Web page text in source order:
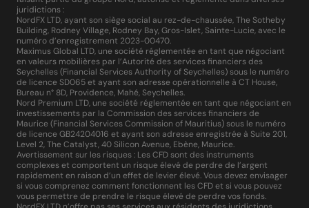
juridictions :
NordFX LTD, ayant son siège social au rez-de-chaussée, The Sotheby
Building, Rodney Village, Rodney Bay, Gros-Islet, Sainte-Lucie, avec le
numéro d’enregistrement 2023-00470.
Maximus Global LTD, une société réglementée en tant que négociant
en valeurs mobilières par l’Autorité des services financiers des
Seychelles (Financial Services Authority of Seychelles) sous le numéro
de licence SD065 et ayant son adresse opérationnelle à CT House,
Bureau n° 8D, Providence, Mahé, Seychelles.
Nord Premium LTD, une société réglementée en tant que négociant en
investissements par la Commission des services financiers de
Maurice (Financial Services Commission of Mauritius) sous le numéro
de licence GB24204016 et ayant son adresse enregistrée à Suite 201,
Level 2, The Catalyst, 40 Silicon Avenue, Ebène, Maurice.
Avertissement sur les risques : Les CFD sont des instruments
complexes et comportent un risque élevé de perdre de l’argent
rapidement en raison d’un effet de levier élevé. Vous devez envisager
si vous comprenez comment fonctionnent les CFD et si vous pouvez
vous permettre de prendre le risque élevé de perdre vos fonds.